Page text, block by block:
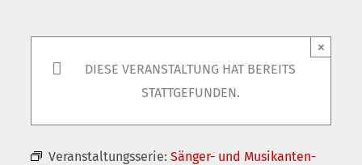
DIESE VERANSTALTUNG HAT BEREITS
STATTGEFUNDEN.
×
Veranstaltungsserie: Sänger- und Musikanten-